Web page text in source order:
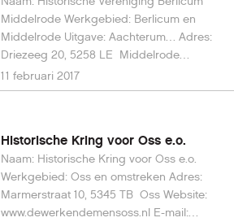
Middelrode Werkgebied: Berlicum en
Middelrode Uitgave: Aachterum… Adres:
Driezeeg 20, 5258 LE Middelrode
Telefoon: 073-503 16 32 Website:
www.hvbm.net E-mail:
11 februari 2017
Historische Kring voor Oss e.o.
Naam: Historische Kring voor Oss e.o.
Werkgebied: Oss en omstreken Adres:
Marmerstraat 10, 5345 TB Oss Website:
www.dewerkendemensoss.nl E-mail: